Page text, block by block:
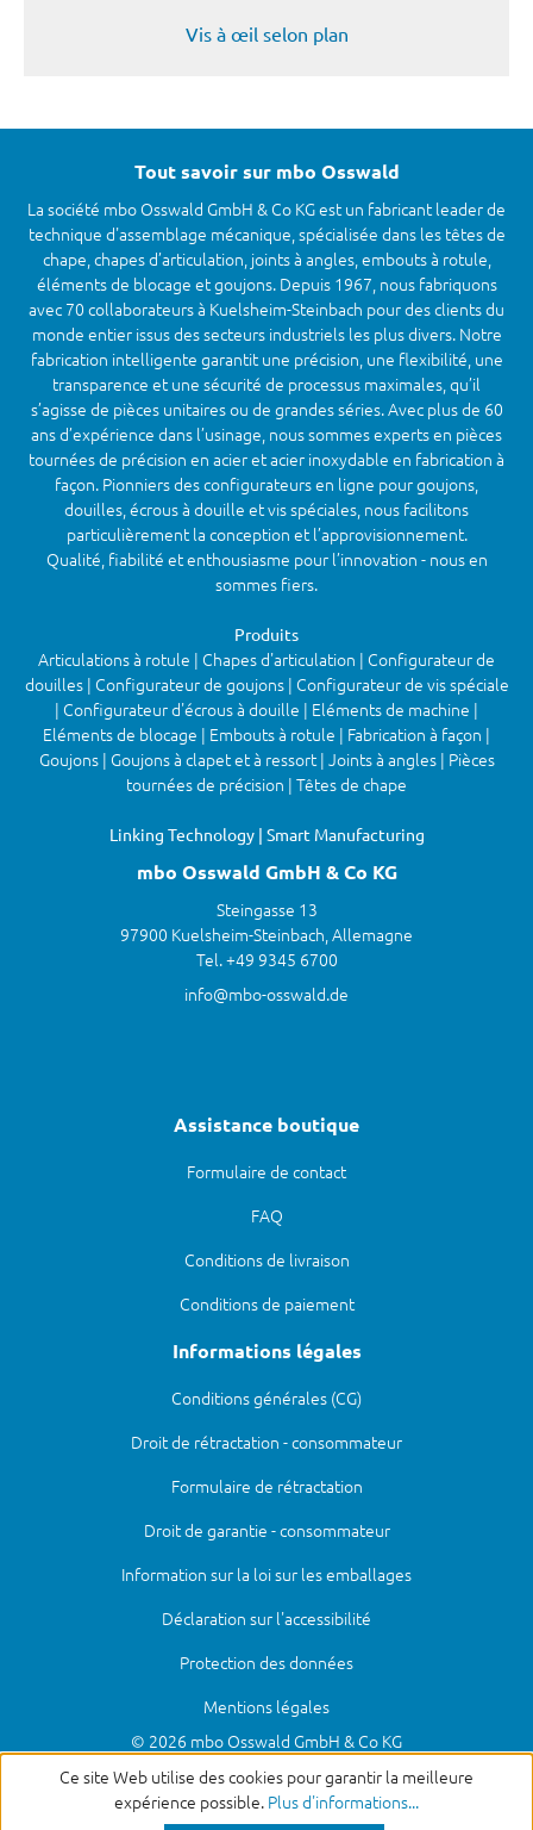
Ce site Web utilise des cookies pour garantir la meilleure
expérience possible. Plus d'informations...
Vis à œil selon plan
Tout savoir sur mbo Osswald
La société mbo Osswald GmbH & Co KG est un fabricant leader de
technique d'assemblage mécanique, spécialisée dans les têtes de
chape, chapes d’articulation, joints à angles, embouts à rotule,
éléments de blocage et goujons. Depuis 1967, nous fabriquons
avec 70 collaborateurs à Kuelsheim-Steinbach pour des clients du
monde entier issus des secteurs industriels les plus divers. Notre
fabrication intelligente garantit une précision, une flexibilité, une
transparence et une sécurité de processus maximales, qu’il
s’agisse de pièces unitaires ou de grandes séries. Avec plus de 60
ans d’expérience dans l’usinage, nous sommes experts en pièces
tournées de précision en acier et acier inoxydable en fabrication à
façon. Pionniers des configurateurs en ligne pour goujons,
douilles, écrous à douille et vis spéciales, nous facilitons
particulièrement la conception et l’approvisionnement.
Qualité, fiabilité et enthousiasme pour l’innovation - nous en
sommes fiers.
Produits
Articulations à rotule | Chapes d'articulation | Configurateur de
douilles | Configurateur de goujons | Configurateur de vis spéciale
| Configurateur d'écrous à douille | Eléments de machine |
Eléments de blocage | Embouts à rotule | Fabrication à façon |
Goujons | Goujons à clapet et à ressort | Joints à angles | Pièces
tournées de précision | Têtes de chape
Linking Technology | Smart Manufacturing
mbo Osswald GmbH & Co KG
Steingasse 13
97900 Kuelsheim-Steinbach, Allemagne
Tel. +49 9345 6700
info@mbo-osswald.de
Assistance boutique
Formulaire de contact
FAQ
Conditions de livraison
Conditions de paiement
Informations légales
Conditions générales (CG)
Droit de rétractation - consommateur
Formulaire de rétractation
Droit de garantie - consommateur
Information sur la loi sur les emballages
Déclaration sur l'accessibilité
Protection des données
Mentions légales
© 2026 mbo Osswald GmbH & Co KG